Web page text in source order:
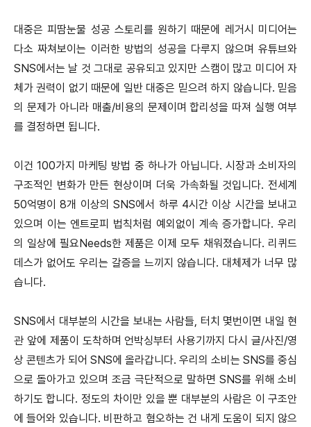
대중은 피땀눈물 성공 스토리를 원하기 때문에 레거시 미디어는
다소 짜쳐보이는 이러한 방법의 성공을 다루지 않으며 유튜브와
SNS에서는 날 것 그대로 공유되고 있지만 스캠이 많고 미디어 자
체가 권력이 없기 때문에 일반 대중은 믿으려 하지 않습니다. 믿음
의 문제가 아니라 매출/비용의 문제이며 합리성을 따져 실행 여부
를 결정하면 됩니다.
이건 100가지 마케팅 방법 중 하나가 아닙니다. 시장과 소비자의
구조적인 변화가 만든 현상이며 더욱 가속화될 것입니다. 전세계
50억명이 8개 이상의 SNS에서 하루 4시간 이상 시간을 보내고
있으며 이는 엔트로피 법칙처럼 예외없이 계속 증가합니다. 우리
의 일상에 필요Needs한 제품은 이제 모두 채워졌습니다. 리퀴드
데스가 없어도 우리는 갈증을 느끼지 않습니다. 대체제가 너무 많
습니다.
SNS에서 대부분의 시간을 보내는 사람들, 터치 몇번이면 내일 현
관 앞에 제품이 도착하며 언박싱부터 사용기까지 다시 글/사진/영
상 콘텐츠가 되어 SNS에 올라갑니다. 우리의 소비는 SNS를 중심
으로 돌아가고 있으며 조금 극단적으로 말하면 SNS를 위해 소비
하기도 합니다. 정도의 차이만 있을 뿐 대부분의 사람은 이 구조안
에 들어와 있습니다. 비판하고 혐오하는 건 내게 도움이 되지 않으